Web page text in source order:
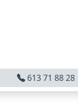
613 71 88 28